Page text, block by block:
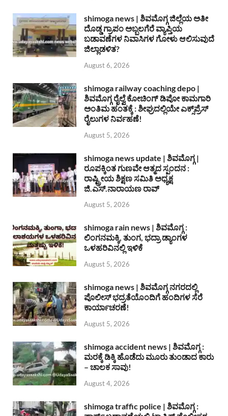
shimoga news | ಶಿವಮೊಗ್ಗ ಜಿಲ್ಲೆಯ ಅತೀ
ದೊಡ್ಡ ಗ್ರಾಪಂ ಅಬ್ಬಲಗೆರೆ ವ್ಯಾಪ್ತಿಯ
ಬಡಾವಣೆಗಳ ನಿವಾಸಿಗಳ ಗೋಳು ಆಲಿಸುವುದೆ
ಜಿಲ್ಲಾಡಳಿತ?
August 6, 2026
shimoga railway coaching depo |
ಶಿವಮೊಗ್ಗ ರೈಲ್ವೆ ಕೋಚಿಂಗ್ ಡಿಪೋ ಕಾಮಗಾರಿ
ಅಂತಿಮ ಹಂತಕ್ಕೆ : ಶೀಘ್ರದಲ್ಲಿಯೇ ಎಕ್ಸ್‌ಪ್ರೆಸ್
ರೈಲುಗಳ ನಿರ್ವಹಣೆ!
August 5, 2026
shimoga news update | ಶಿವಮೊಗ್ಗ |
ರೂಪಕ್ಕಿಂತ ಗುಣವೇ ಆತ್ಮದ ಸ್ಪಂದನ :
ರಾಷ್ಟ್ರೀಯ ಶಿಕ್ಷಣ ಸಮಿತಿ ಅಧ್ಯಕ್ಷ
ಜಿ.ಎಸ್.ನಾರಾಯಣ ರಾವ್
August 5, 2026
shimoga rain news | ಶಿವಮೊಗ್ಗ :
ಲಿಂಗನಮಕ್ಕಿ, ತುಂಗ, ಭದ್ರಾ ಡ್ಯಾಂಗಳ
ಒಳಹರಿವಿನಲ್ಲಿ ಇಳಿಕೆ
August 5, 2026
shimoga news | ಶಿವಮೊಗ್ಗ ನಗರದಲ್ಲಿ
ಪೊಲೀಸ್ ಭದ್ರತೆಯೊಂದಿಗೆ ಹಂದಿಗಳ ಸೆರೆ
ಕಾರ್ಯಾಚರಣೆ!
August 5, 2026
shimoga accident news | ಶಿವಮೊಗ್ಗ :
ಮರಕ್ಕೆ ಡಿಕ್ಕಿ ಹೊಡೆದು ಮೂರು ತುಂಡಾದ ಕಾರು
– ಚಾಲಕ ಸಾವು!
August 4, 2026
shimoga traffic police | ಶಿವಮೊಗ್ಗ :